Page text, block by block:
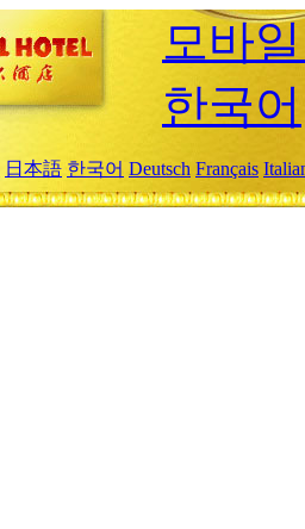
모바
한국어
日本語 한국어 Deutsch Français